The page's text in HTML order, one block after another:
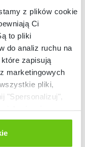
z plików cookie:
Ci
to pliki
do analiz ruchu na
zapisują
marketingowych
pliki,
"Spersonalizuj",
Wtedy
naszej strony.
przycisku w
warianty